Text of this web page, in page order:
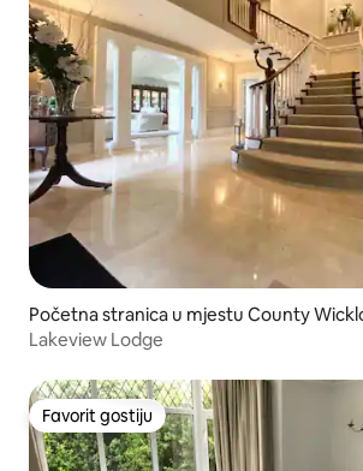
Početna stranica u mjestu County
Lakeview Lodge
Favorit gostiju
Favorit gostiju